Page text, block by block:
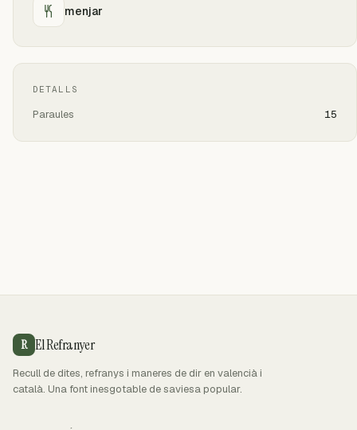
menjar
DETALLS
Paraules 15
R El Refranyer
Recull de dites, refranys i maneres de dir en valencià i
català. Una font inesgotable de saviesa popular.